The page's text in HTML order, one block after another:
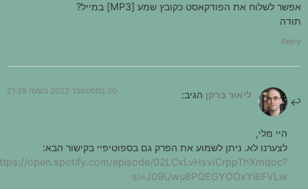
אפשר לשלוח את הפודקאסט כקובץ שמע [MP3] במייל?
תודה
Reply
ליאור ברקן הגיב: 20 בספטמבר 2022 בשעה 21:29
היי מלי,
לצערנו לא. ניתן לשמוע את הפרק גם בספוטיפיי בקישור הבא:
https://open.spotify.com/episode/02LCxLvHsvICrppThXmdoc?
si=J09Uwu8PQEGYOOxYi8FVLw